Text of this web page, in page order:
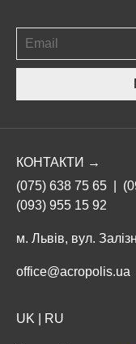
КОНТАКТИ →
(075) 638 75 65
(093) 955 15 92
м. Львів, вул.
office@acropolis.ua
UK RU